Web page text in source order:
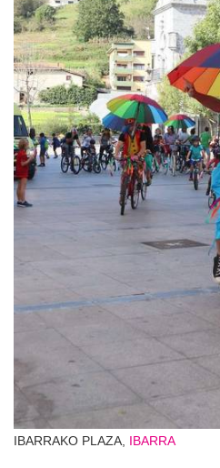
IBARRAKO PLAZA, IBARRA